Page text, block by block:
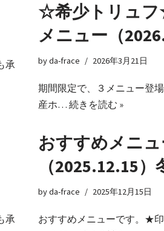
承
☆希少トリュ
メニュー（
byda-frace 2026年3月21日
期間限定で、３メニュー登
産ホ… 続きを読む »
承
おすすめメニ
（2025.12.15）
byda-frace 2025年12月15日
おすすめメニューです。★